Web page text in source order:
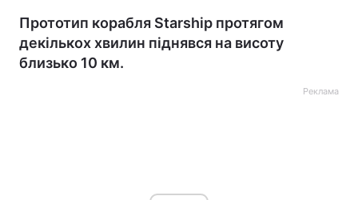
Прототип корабля Starship протягом
декількох хвилин піднявся на висоту
близько 10 км.
Реклама